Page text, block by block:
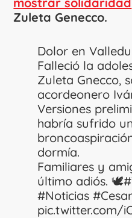
Zuleta Genecco.
Dolor en
Falleció la
Zuleta Gnecco,
acordeonero
Versiones
habría sufrido
dormía.
Familiares y
último adiós. 🕊️
#Noticias #Cesar
pic.twitter.com/